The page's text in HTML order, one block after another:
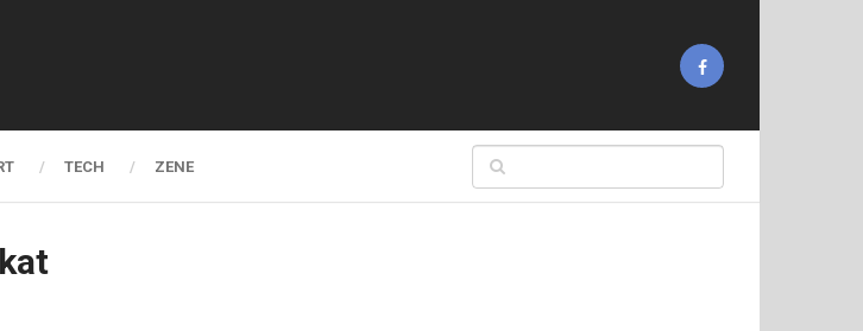
TECH ZENE